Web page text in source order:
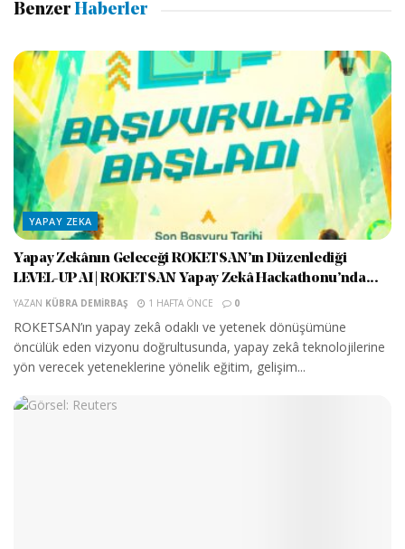
Benzer Haberler
YAPAY ZEKA
Yapay Zekânın Geleceği ROKETSAN’ın Düzenlediği
LEVEL-UP AI | ROKETSAN Yapay Zekâ Hackathonu’nda...
YAZAN KÜBRA DEMIRBAŞ 1 HAFTA ÖNCE 0
ROKETSAN’ın yapay zekâ odaklı ve yetenek dönüşümüne
öncülük eden vizyonu doğrultusunda, yapay zekâ teknolojilerine
yön verecek yeteneklerine yönelik eğitim, gelişim...